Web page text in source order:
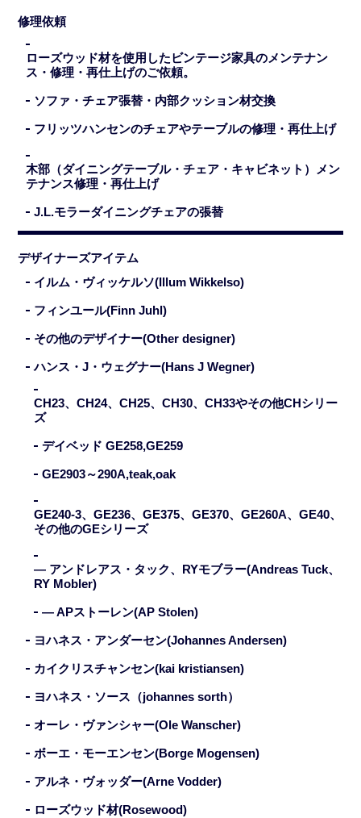
修理依頼
ローズウッド材を使用したビンテージ家具のメンテナン
ス・修理・再仕上げのご依頼。
ソファ・チェア張替・内部クッション材交換
フリッツハンセンのチェアやテーブルの修理・再仕上げ
木部（ダイニングテーブル・チェア・キャビネット）メン
テナンス修理・再仕上げ
J.L.モラーダイニングチェアの張替
デザイナーズアイテム
イルム・ヴィッケルソ(Illum Wikkelso)
フィンユール(Finn Juhl)
その他のデザイナー(Other designer)
ハンス・J・ウェグナー(Hans J Wegner)
CH23、CH24、CH25、CH30、CH33やその他CHシリー
ズ
デイベッド GE258,GE259
GE2903～290A,teak,oak
GE240-3、GE236、GE375、GE370、GE260A、GE40、
その他のGEシリーズ
— アンドレアス・タック、RYモブラー(Andreas Tuck、
RY Mobler)
— APストーレン(AP Stolen)
ヨハネス・アンダーセン(Johannes Andersen)
カイクリスチャンセン(kai kristiansen)
ヨハネス・ソース（johannes sorth）
オーレ・ヴァンシャー(Ole Wanscher)
ボーエ・モーエンセン(Borge Mogensen)
アルネ・ヴォッダー(Arne Vodder)
ローズウッド材(Rosewood)